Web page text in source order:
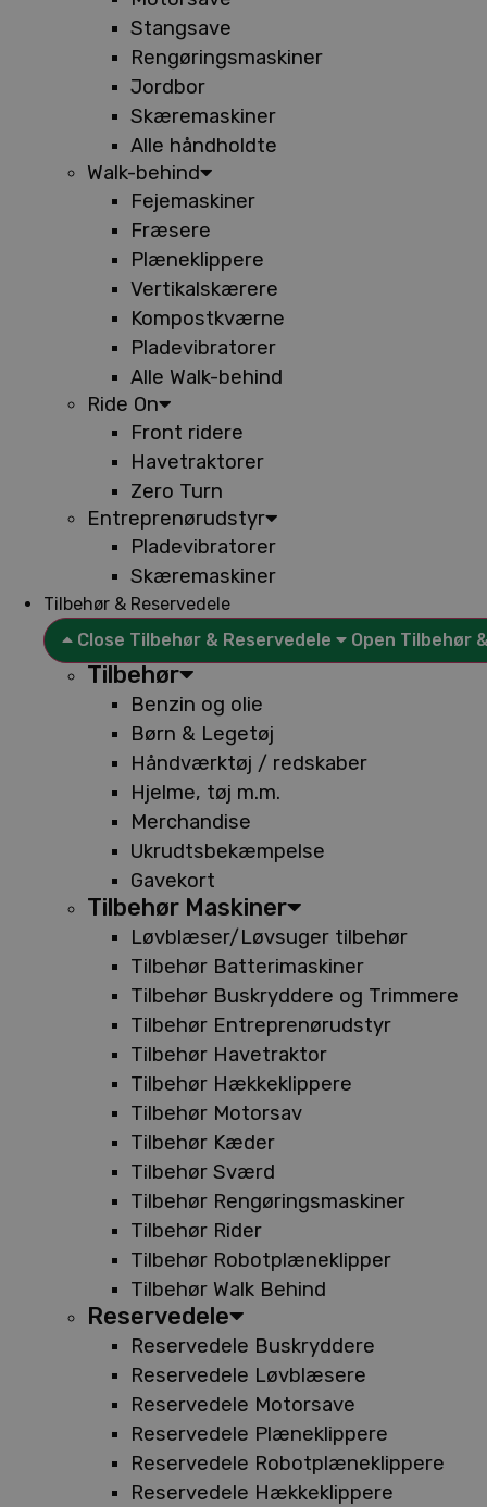
Stangsave
Rengøringsmaskiner
Jordbor
Skæremaskiner
Alle håndholdte
Walk-behind
Fejemaskiner
Fræsere
Plæneklippere
Vertikalskærere
Kompostkværne
Pladevibratorer
Alle Walk-behind
Ride On
Front ridere
Havetraktorer
Zero Turn
Entreprenørudstyr
Pladevibratorer
Skæremaskiner
Tilbehør & Reservedele
Close Tilbehør & Reservedele
Open Tilbehør
Tilbehør
Benzin og olie
Børn & Legetøj
Håndværktøj / redskaber
Hjelme, tøj m.m.
Merchandise
Ukrudtsbekæmpelse
Gavekort
Tilbehør Maskiner
Løvblæser/Løvsuger tilbehør
Tilbehør Batterimaskiner
Tilbehør Buskryddere og Trimmere
Tilbehør Entreprenørudstyr
Tilbehør Havetraktor
Tilbehør Hækkeklippere
Tilbehør Motorsav
Tilbehør Kæder
Tilbehør Sværd
Tilbehør Rengøringsmaskiner
Tilbehør Rider
Tilbehør Robotplæneklipper
Tilbehør Walk Behind
Reservedele
Reservedele Buskryddere
Reservedele Løvblæsere
Reservedele Motorsave
Reservedele Plæneklippere
Reservedele Robotplæneklippere
Reservedele Hækkeklippere